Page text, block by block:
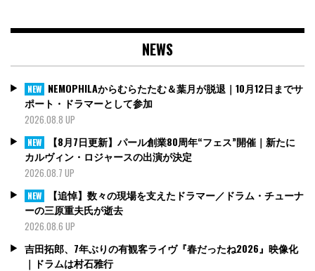
NEWS
NEW NEMOPHILAからむらたたむ＆葉月が脱退｜10月12日までサ
ポート・ドラマーとして参加
2026.08.8 UP
NEW
【8月7日更新】パール創業80周年“フェス”開催｜新たに
カルヴィン・ロジャースの出演が決定
2026.08.7 UP
NEW
【追悼】数々の現場を支えたドラマー／ドラム・チューナ
ーの三原重夫氏が逝去
2026.08.6 UP
吉田拓郎、7年ぶりの有観客ライヴ『春だったね2026』映像化
｜ドラムは村石雅行